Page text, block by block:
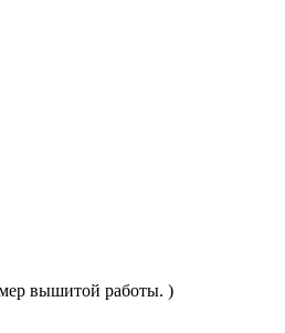
вышитой работы. )